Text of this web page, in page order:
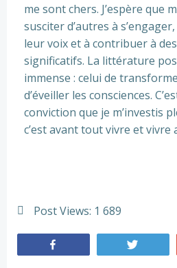
me sont chers. J’espère que
susciter d’autres à
leur voix et à contribuer à
significatifs. La littérature
immense : celui de
d’éveiller les consciences.
conviction que je m’investis
c’est avant tout vivre et vivre
Post Views: 1 689